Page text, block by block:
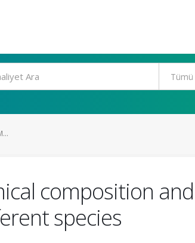
composition
species